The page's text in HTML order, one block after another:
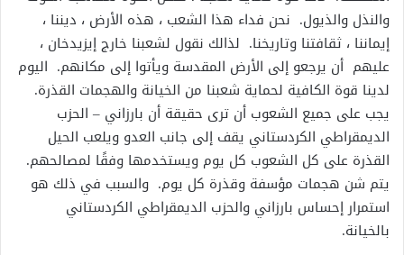
والنذل والذيول. نحن فداء هذا الشعب ، هذه الأرض ، ديننا ،
إيماننا ، ثقافتنا وتاريخنا. لذالك نقول لشعبنا خارج إيزيدخان ،
عليهم أن يرجعو إلى الأرض المقدسة ويأتوا إلى مكانهم. اليوم
لدينا قوة الكافية لحماية شعبنا من الخيانة والهجمات القذرة.
يجب على جميع الشعوب أن ترى حقيقة أن بارزاني – الحزب
الديمقراطي الكردستاني يقف إلى جانب العدو ويلعب الحيل
القذرة على كل الشعوب كل يوم ويستخدمها وفقًا لمصالحهم.
يتم شن هجمات مؤسفة وقذرة كل يوم. والسبب في ذلك هو
استمرار إحساس بارزاني والحزب الديمقراطي الكردستاني
بالخيانة.